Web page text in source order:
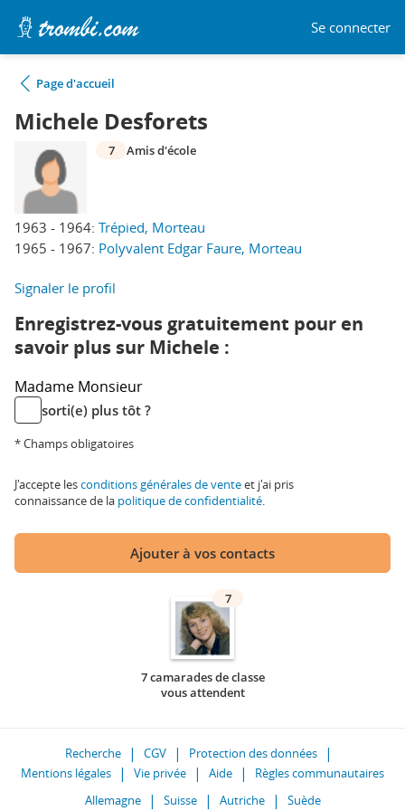
Se connecter
Page d'accueil
Michele Desforets
1963 - 1964: Trépied, Morteau
1965 - 1967: Polyvalent Edgar Faure, Morteau
7 Amis d'école
Signaler le profil
Enregistrez-vous gratuitement pour en
savoir plus sur Michele :
Madame Monsieur
sorti(e) plus tôt ?
* Champs obligatoires
J'accepte lesconditions générales de venteet j'ai pris
connaissance de la politique de confidentialité.
Ajouter à vos contacts
7
7 camarades de classe
vous attendent
Recherche CGV
Protection des données
Mentions légales
Vie privée Aide
Règles communautaires
Allemagne
Suisse Autriche Suède